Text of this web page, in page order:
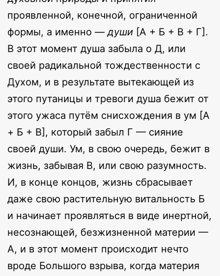
проявленной, конечной, ограниченной
формы, а именно —души [А + Б + В + Г].
В этот момент душа забыла о Д, или
своей радикальной тождественности с
Духом, и в результате вытекающей из
этого путаницы и тревоги душа бежит от
этого ужаса путём снисхождения в ум [А
+ Б + В], который забыл Г — сияние
своей души. Ум, в свою очередь, бежит в
жизнь, забывая В, или свою разумность.
И, в конце концов, жизнь сбрасывает
даже свою растительную витальность Б
и начинает проявляться в виде инертной,
несознающей, безжизненной материи —
А, и в этот момент происходит нечто
вроде Большого взрыва, когда материя